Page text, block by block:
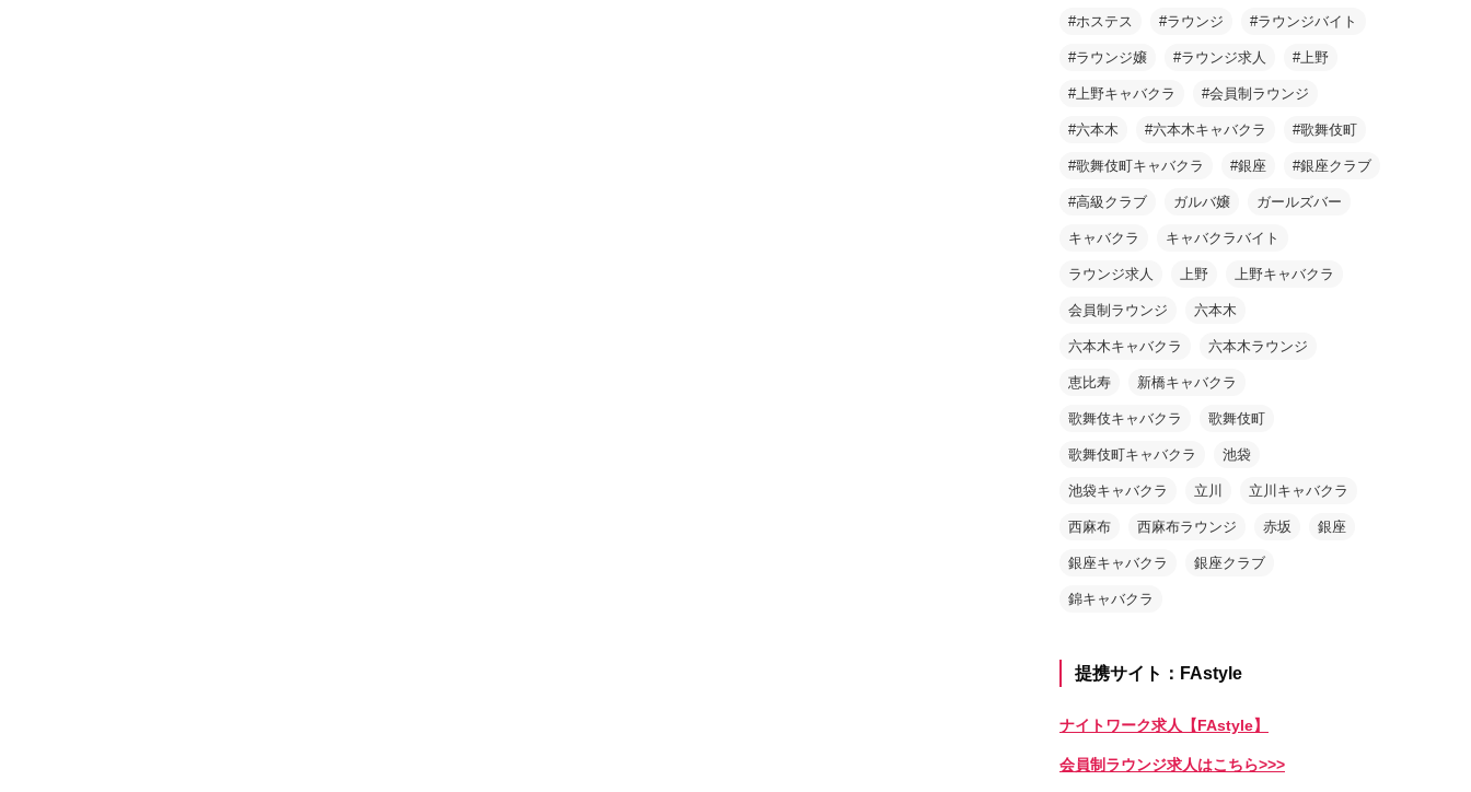
#ホステス #ラウンジ #ラウンジバイト
#ラウンジ嬢 #ラウンジ求人 #上野
#上野キャバクラ #会員制ラウンジ
#六本木 #六本木キャバクラ #歌舞伎町
#歌舞伎町キャバクラ #銀座 #銀座クラブ
#高級クラブ ガルバ嬢 ガールズバー
キャバクラ キャバクラバイト
ラウンジ求人 上野 上野キャバクラ
会員制ラウンジ 六本木
六本木キャバクラ 六本木ラウンジ
恵比寿 新橋キャバクラ
歌舞伎キャバクラ 歌舞伎町
歌舞伎町キャバクラ 池袋
池袋キャバクラ 立川 立川キャバクラ
西麻布 西麻布ラウンジ 赤坂 銀座
銀座キャバクラ 銀座クラブ
錦キャバクラ
提携サイト：FAstyle
ナイトワーク求人【FAstyle】
会員制ラウンジ求人はこちら>>>